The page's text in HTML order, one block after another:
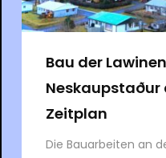
Bau der
Zeitplan
Die Bauarbeiten an